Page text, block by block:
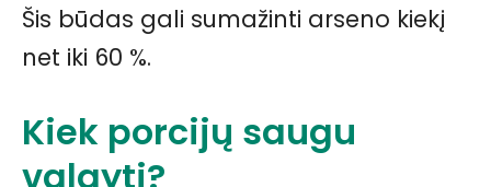
Šis būdas gali sumažinti arseno kiekį
net iki 60 %.
Kiek porcijų saugu
valgyti?